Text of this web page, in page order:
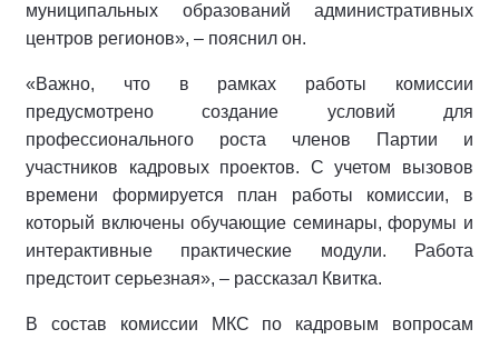
муниципальных образований административных
центров регионов», – пояснил он.
«Важно, что в рамках работы комиссии
предусмотрено создание условий для
профессионального роста членов Партии и
участников кадровых проектов. С учетом вызовов
времени формируется план работы комиссии, в
который включены обучающие семинары, форумы и
интерактивные практические модули. Работа
предстоит серьезная», – рассказал Квитка.
В состав комиссии МКС по кадровым вопросам